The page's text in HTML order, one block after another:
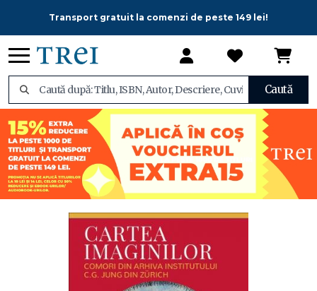
Transport gratuit la comenzi de peste 149 lei!
Caută